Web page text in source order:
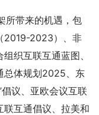
所带来的机遇，包
2019-2023）、非
织互联互通蓝图、
总体规划2025、东
议、亚欧会议互联
互通倡议、拉美和